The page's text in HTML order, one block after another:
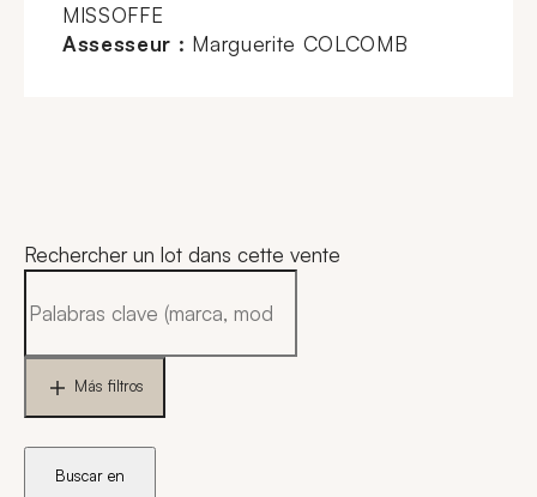
MISSOFFE
Assesseur : Marguerite COLCOMB
Rechercher un lot dans cette vente
Más filtros
Buscar en